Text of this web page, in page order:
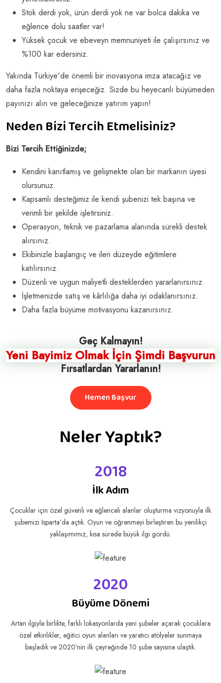
Stok derdi yok, ürün derdi yok ne var bolca dakika ve
eğlence dolu saatler var!
Yüksek çocuk ve ebeveyn memnuniyeti ile çalışırsınız ve
%100 kar edersiniz.
Yakında Türkiye'de önemli bir inovasyona imza atacağız ve
daha fazla noktaya erişeceğiz. Sizde bu heyecanlı büyümeden
payınızı alın ve geleceğinize yatırım yapın!
Neden Bizi Tercih Etmelisiniz?
Bizi Tercih Ettiğinizde;
Kendini kanıtlamış ve gelişmekte olan bir markanın üyesi
olursunuz.
Kapsamlı desteğimiz ile kendi şubenizi tek başına ve
verimli bir şekilde işletirsiniz.
Operasyon, teknik ve pazarlama alanında sürekli destek
alırsınız.
Ekibinizle başlangıç ve ileri düzeyde eğitimlere
katılırsınız.
Düzenli ve uygun maliyetli desteklerden yararlanırsınız.
İşletmenizde satış ve kârlılığa daha iyi odaklanırsınız.
Daha fazla büyüme motivasyonu kazanırsınız.
Geç Kalmayın!
Yeni Bayimiz Olmak İçin Şimdi Başvurun
Fırsatlardan Yararlanın!
Hemen Başvur
Neler Yaptık?
2018
İlk Adım
Çocuklar için özel güvenli ve eğlenceli alanlar oluşturma vizyonuyla ilk
şubemizi Isparta’da açtık. Oyun ve öğrenmeyi birleştiren bu yenilikçi
yaklaşımımız, kısa sürede büyük ilgi gördü.
2020
Büyüme Dönemi
Artan ilgiyle birlikte, farklı lokasyonlarda yeni şubeler açarak çocuklara
özel etkinlikler, eğitici oyun alanları ve yaratıcı atölyeler sunmaya
başladık ve 2020’nin ilk çeyreğinde 10 şube sayısına ulaştık.